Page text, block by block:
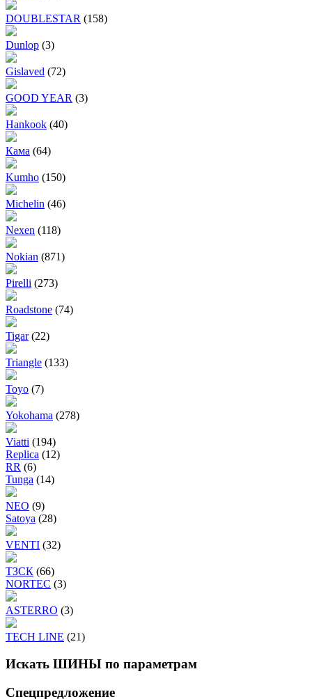
DOUBLESTAR (158)
Dunlop (3)
Gislaved (72)
GOOD YEAR (3)
Hankook (40)
Кама (64)
Kumho (150)
Michelin (46)
Nexen (118)
Nokian (871)
Pirelli (273)
Roadstone (74)
Tigar (22)
Triangle (133)
Toyo (7)
Yokohama (278)
Viatti (194)
Replica (12)
RR (6)
Tunga (14)
NEO (9)
Satoya (28)
VENTI (32)
ТЗСК (66)
NORTEC (3)
ASTERRO (3)
TECH LINE (21)
Искать ШИНЫ по параметрам
Спецпредложение